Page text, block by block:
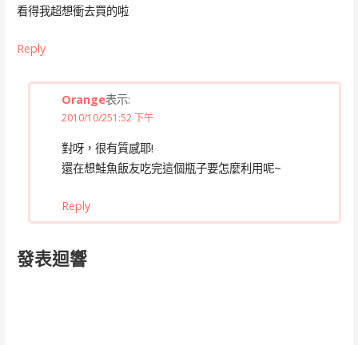
看得我超想衝去買的啦
Reply
Orange表示:
2010/10/251:52 下午
對呀，很有質感耶!
還在想鮭魚飯友吃完這個瓶子要怎麼利用呢~
Reply
發表迴響